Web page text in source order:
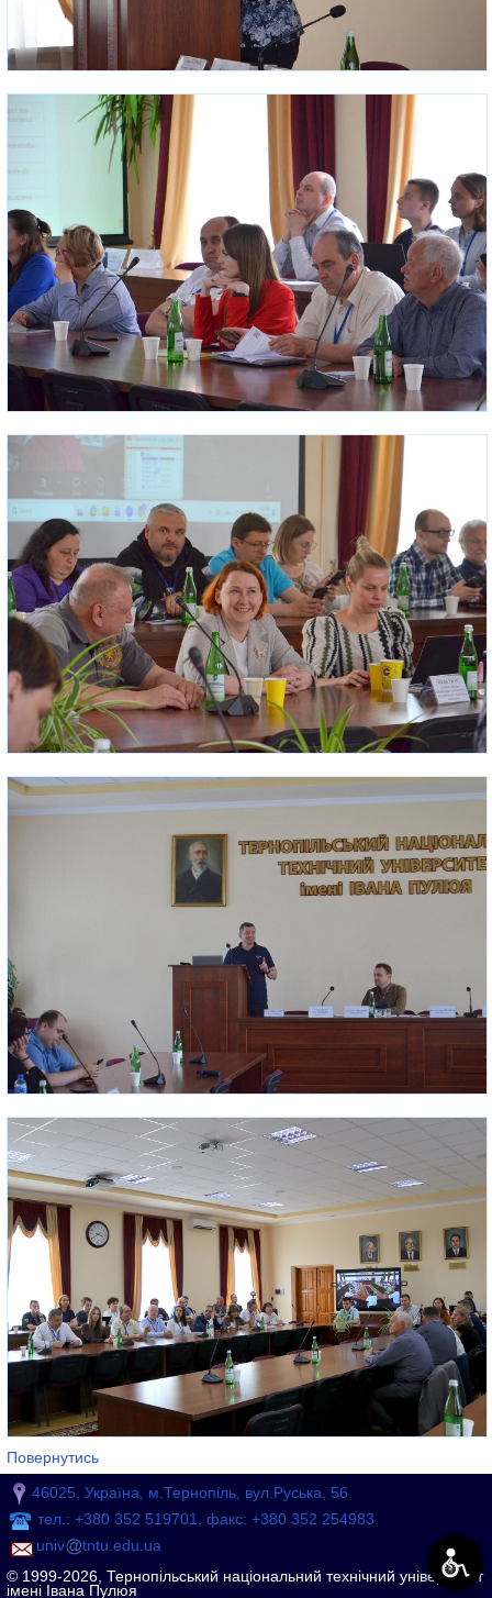
Повернутись
46025, Україна, м.Тернопіль, вул.Руська, 56
тел.: +380 352 519701, факс: +380 352 254983
univ
tntu.edu.ua
© 1999-2026, Тернопільський національний технічний університет
імені Івана Пулюя